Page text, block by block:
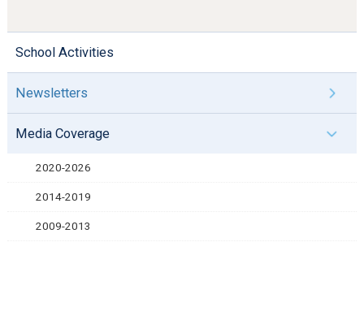
School Activities
Newsletters
Media Coverage
2020-2026
2014-2019
2009-2013